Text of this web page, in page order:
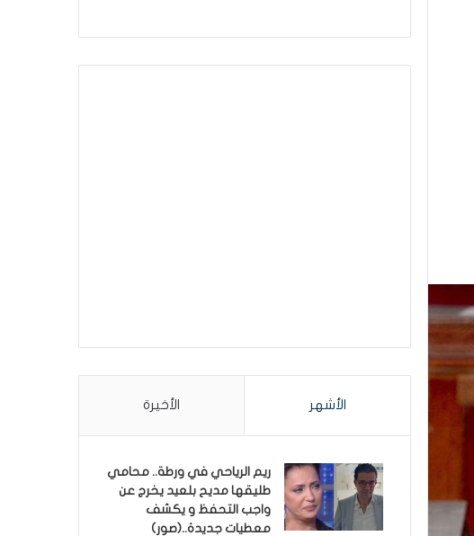
الأشهر الأخيرة
ريم الرياحي في ورطة.. محامي
طليقها مديح بلعيد يخرج عن
واجب التحفظ و يكشف
معطيات جديدة..(صور)